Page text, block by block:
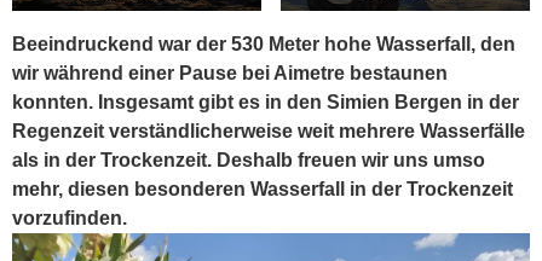
Beeindruckend war der 530 Meter hohe Wasserfall, den
wir während einer Pause bei Aimetre bestaunen
konnten. Insgesamt gibt es in den Simien Bergen in der
Regenzeit verständlicherweise weit mehrere Wasserfälle
als in der Trockenzeit. Deshalb freuen wir uns umso
mehr, diesen besonderen Wasserfall in der Trockenzeit
vorzufinden.